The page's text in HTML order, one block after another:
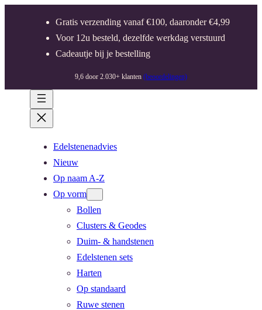
Gratis verzending vanaf €100, daaronder €4,99
Voor 12u besteld, dezelfde werkdag verstuurd
Cadeautje bij je bestelling
9,6 door 2.030+ klanten (beoordelingen)
Edelstenenadvies
Nieuw
Op naam A-Z
Op vorm
Bollen
Clusters & Geodes
Duim- & handstenen
Edelstenen sets
Harten
Op standaard
Ruwe stenen